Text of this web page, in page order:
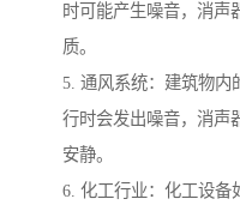
时可能产生噪音，消声
质。
5. 通风系统：建筑物内
行时会发出噪音，消声
安静。
6. 化工行业：化工设备